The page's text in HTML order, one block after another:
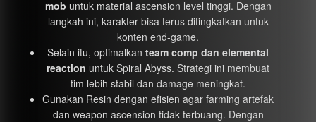
mob untuk material ascension level tinggi. Dengan
langkah ini, karakter bisa terus ditingkatkan untuk
konten end-game.
Selain itu, optimalkan team comp dan elemental
reaction untuk Spiral Abyss. Strategi ini membuat
tim lebih stabil dan damage meningkat.
Gunakan Resin dengan efisien agar farming artefak
dan weapon ascension tidak terbuang. Dengan